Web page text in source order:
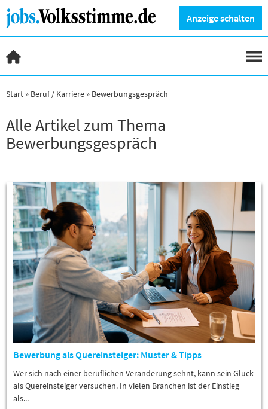
Anzeige schalten
Start Beruf / Karriere Bewerbungsgespräch
Alle Artikel zum Thema
Bewerbungsgespräch
Bewerbung als Quereinsteiger: Muster & Tipps
Wer sich nach einer beruflichen Veränderung sehnt, kann sein Glück
als Quereinsteiger versuchen. In vielen Branchen ist der Einstieg
als...